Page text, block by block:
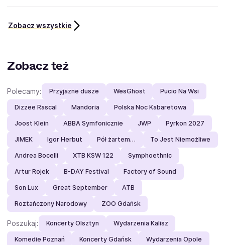
Zobacz wszystkie
Zobacz też
Polecamy: Przyjazne dusze WesGhost Pucio Na Wsi
Dizzee Rascal Mandoria Polska Noc Kabaretowa
Joost Klein ABBA Symfonicznie JWP Pyrkon 2027
JIMEK Igor Herbut Pół żartem… To Jest Niemożliwe
Andrea Bocelli XTB KSW 122 Symphoethnic
Artur Rojek B-DAY Festival Factory of Sound
Son Lux Great September ATB
Roztańczony Narodowy ZOO Gdańsk
Poszukaj: Koncerty Olsztyn Wydarzenia Kalisz
Komedie Poznań Koncerty Gdańsk Wydarzenia Opole